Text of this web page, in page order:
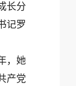
长分
记罗
，她
产党